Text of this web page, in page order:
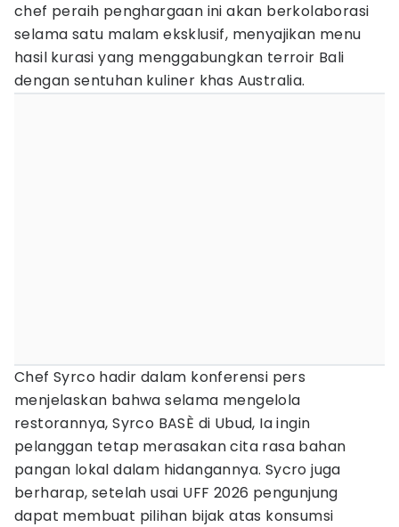
chef peraih penghargaan ini akan berkolaborasi
selama satu malam eksklusif, menyajikan menu
hasil kurasi yang menggabungkan terroir Bali
dengan sentuhan kuliner khas Australia.
Chef Syrco hadir dalam konferensi pers
menjelaskan bahwa selama mengelola
restorannya, Syrco BASÈ di Ubud, Ia ingin
pelanggan tetap merasakan cita rasa bahan
pangan lokal dalam hidangannya. Sycro juga
berharap, setelah usai UFF 2026 pengunjung
dapat membuat pilihan bijak atas konsumsi